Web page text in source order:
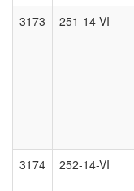
3173 251-14-VI
3174 252-14-VI